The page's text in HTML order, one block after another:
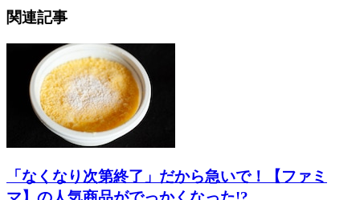
関連記事
「なくなり次第終了」だから急いで！【ファミ